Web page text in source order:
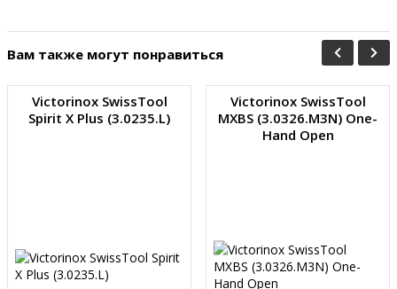
Вам также могут понравиться
Victorinox SwissTool
Spirit X Plus (3.0235.L)
Victorinox SwissTool
MXBS (3.0326.M3N) One-
Hand Open